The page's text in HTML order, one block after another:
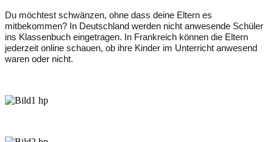
Du möchtest schwänzen, ohne dass deine Eltern es
mitbekommen? In Deutschland werden nicht anwesende Schüler
ins Klassenbuch eingetragen. In Frankreich können die Eltern
jederzeit online schauen, ob ihre Kinder im Unterricht anwesend
waren oder nicht.